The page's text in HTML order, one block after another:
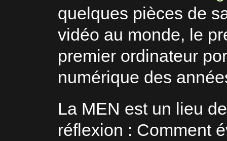
quelques pièces de
vidéo au monde, le
premier ordinateur
numérique des
La MEN est un lieu
réflexion : Comment